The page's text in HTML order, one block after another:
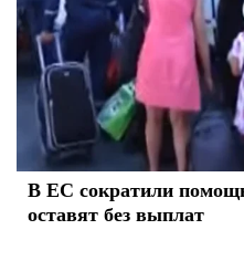
В ЕС сократили
оставят без выплат